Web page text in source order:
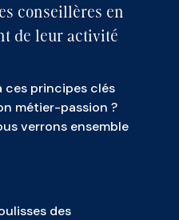
conseillères en
de leur activité
principes clés
métier-passion ?
verrons ensemble
des